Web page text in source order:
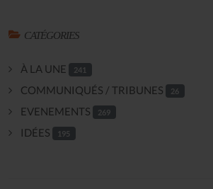
CATÉGORIES
À LA UNE 241
COMMUNIQUÉS / TRIBUNES 26
EVENEMENTS 269
IDÉES 195